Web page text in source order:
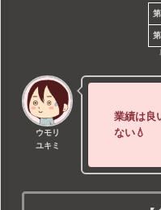
ウモリ
ユキミ
業績は良
ない💧